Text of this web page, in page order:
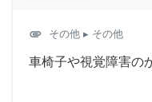
attachment その他 ▸ その他
車椅子や視覚障害の